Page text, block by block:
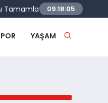
Sürücülere Sertifikaları
09:18:06
YAŞAM